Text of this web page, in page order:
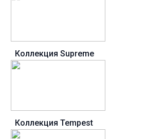
Коллекция Supreme
Коллекция Tempest